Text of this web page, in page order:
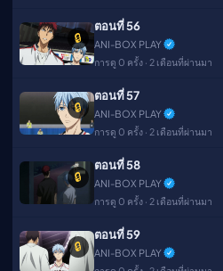
🔒
ตอนที่ 56
ANI-BOX PLAY
การดู 0 ครั้ง · 2 เดือนที่ผ่านมา
🔒
ตอนที่ 57
ANI-BOX PLAY
การดู 0 ครั้ง · 2 เดือนที่ผ่านมา
🔒
ตอนที่ 58
ANI-BOX PLAY
การดู 0 ครั้ง · 2 เดือนที่ผ่านมา
🔒
ตอนที่ 59
ANI-BOX PLAY